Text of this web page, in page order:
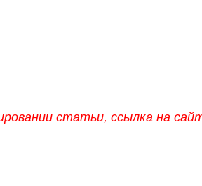
статьи, ссылка на